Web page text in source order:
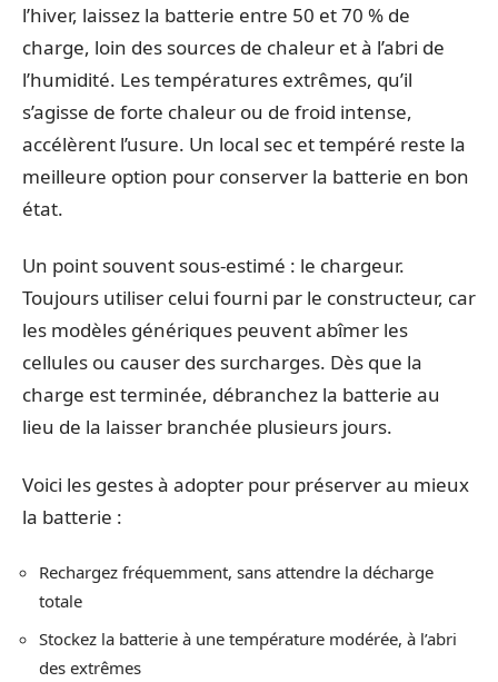
l’hiver, laissez la batterie entre 50 et 70 % de
charge, loin des sources de chaleur et à l’abri de
l’humidité. Les températures extrêmes, qu’il
s’agisse de forte chaleur ou de froid intense,
accélèrent l’usure. Un local sec et tempéré reste la
meilleure option pour conserver la batterie en bon
état.
Un point souvent sous-estimé : le chargeur.
Toujours utiliser celui fourni par le constructeur, car
les modèles génériques peuvent abîmer les
cellules ou causer des surcharges. Dès que la
charge est terminée, débranchez la batterie au
lieu de la laisser branchée plusieurs jours.
Voici les gestes à adopter pour préserver au mieux
la batterie :
Rechargez fréquemment, sans attendre la décharge
totale
Stockez la batterie à une température modérée, à l’abri
des extrêmes